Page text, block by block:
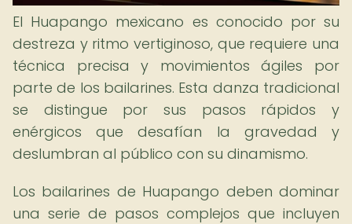
El Huapango mexicano es conocido por su
destreza y ritmo vertiginoso, que requiere una
técnica precisa y movimientos ágiles por
parte de los bailarines. Esta danza tradicional
se distingue por sus pasos rápidos y
enérgicos que desafían la gravedad y
deslumbran al público con su dinamismo.
Los bailarines de Huapango deben dominar
una serie de pasos complejos que incluyen